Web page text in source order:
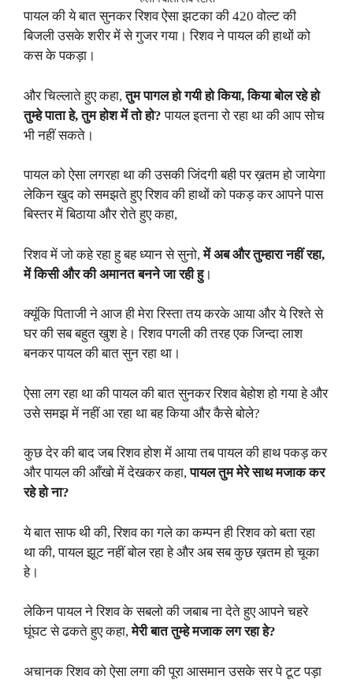
पायल की ये बात सुनकर रिशव ऐसा झटका की 420 वोल्ट की
बिजली उसके शरीर में से गुजर गया। रिशव ने पायल की हाथों को
कस के पकड़ा।
और चिल्लाते हुए कहा,तुम पागल हो गयी हो किया, किया बोल रहे हो
तुम्हे पाता हे, तुम होश में तो हो? पायल इतना रो रहा था की आप सोच
भी नहीं सकते।
पायल को ऐसा लगरहा था की उसकी जिंदगी बही पर ख़तम हो जायेगा
लेकिन खुद को समझते हुए रिशव की हाथों को पकड़ कर आपने पास
बिस्तर में बिठाया और रोते हुए कहा,
रिशव में जो कहे रहा हु बह ध्यान से सुनो,में अब और तुम्हारा नहीं रहा,
में किसी और की अमानत बनने जा रही हु।
क्यूंकि पिताजी ने आज ही मेरा रिस्ता तय करके आया और ये रिश्ते से
घर की सब बहुत खुश हे। रिशव पगली की तरह एक जिन्दा लाश
बनकर पायल की बात सुन रहा था।
ऐसा लग रहा था की पायल की बात सुनकर रिशव बेहोश हो गया हे और
उसे समझ में नहीं आ रहा था बह किया और कैसे बोले?
कुछ देर की बाद जब रिशव होश में आया तब पायल की हाथ पकड़ कर
और पायल की आँखो में देखकर कहा,पायल तुम मेरे साथ मजाक कर
रहे हो ना?
ये बात साफ थी की, रिशव का गले का कम्पन ही रिशव को बता रहा
था की, पायल झूट नहीं बोल रहा हे और अब सब कुछ ख़तम हो चूका
हे।
लेकिन पायल ने रिशव के सबलो की जबाब ना देते हुए आपने चहरे
घूंघट से ढकते हुए कहा,मेरी बात तुम्हे मजाक लग रहा हे?
अचानक रिशव को ऐसा लगा की पूरा आसमान उसके सर पे टूट पड़ा